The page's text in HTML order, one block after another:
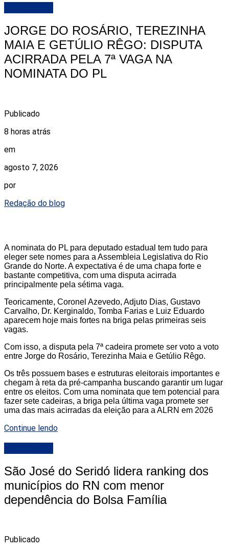
JORGE DO ROSÁRIO, TEREZINHA
MAIA E GETÚLIO RÊGO: DISPUTA
ACIRRADA PELA 7ª VAGA NA
NOMINATA DO PL
Publicado
8 horas atrás
em
agosto 7, 2026
por
Redação do blog
A nominata do PL para deputado estadual tem tudo para
eleger sete nomes para a Assembleia Legislativa do Rio
Grande do Norte. A expectativa é de uma chapa forte e
bastante competitiva, com uma disputa acirrada
principalmente pela sétima vaga.
Teoricamente, Coronel Azevedo, Adjuto Dias, Gustavo
Carvalho, Dr. Kerginaldo, Tomba Farias e Luiz Eduardo
aparecem hoje mais fortes na briga pelas primeiras seis
vagas.
Com isso, a disputa pela 7ª cadeira promete ser voto a voto
entre Jorge do Rosário, Terezinha Maia e Getúlio Rêgo.
Os três possuem bases e estruturas eleitorais importantes e
chegam à reta da pré-campanha buscando garantir um lugar
entre os eleitos. Com uma nominata que tem potencial para
fazer sete cadeiras, a briga pela última vaga promete ser
uma das mais acirradas da eleição para a ALRN em 2026
Continue lendo
São José do Seridó lidera ranking dos
municípios do RN com menor
dependência do Bolsa Família
Publicado